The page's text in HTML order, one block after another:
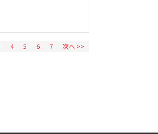
4 5 6 7 次へ >>